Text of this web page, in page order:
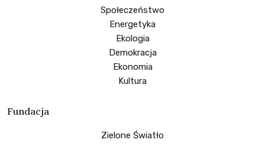
Społeczeństwo
Energetyka
Ekologia
Demokracja
Ekonomia
Kultura
Fundacja
Zielone Światło